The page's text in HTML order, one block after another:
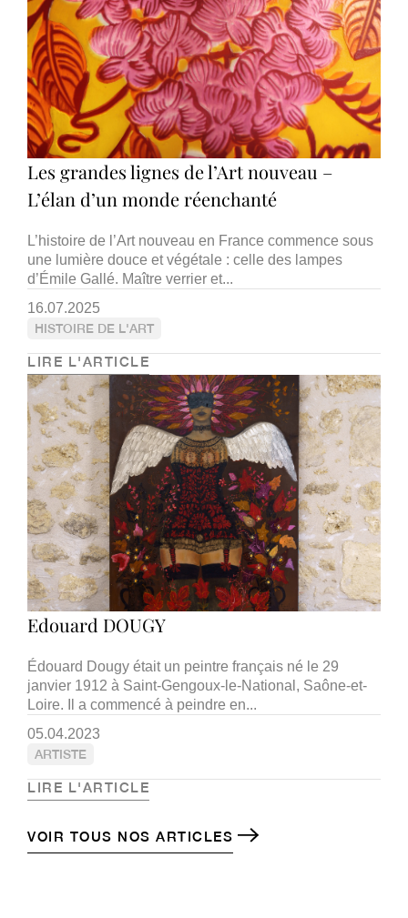
Les grandes lignes de l’Art nouveau –
L’élan d’un monde réenchanté
L’histoire de l’Art nouveau en France commence sous
une lumière douce et végétale : celle des lampes
d’Émile Gallé. Maître verrier et...
16.07.2025
HISTOIRE DE L'ART
LIRE L'ARTICLE
Edouard DOUGY
Édouard Dougy était un peintre français né le 29
janvier 1912 à Saint-Gengoux-le-National, Saône-et-
Loire. Il a commencé à peindre en...
05.04.2023
ARTISTE
LIRE L'ARTICLE
VOIR TOUS NOS ARTICLES